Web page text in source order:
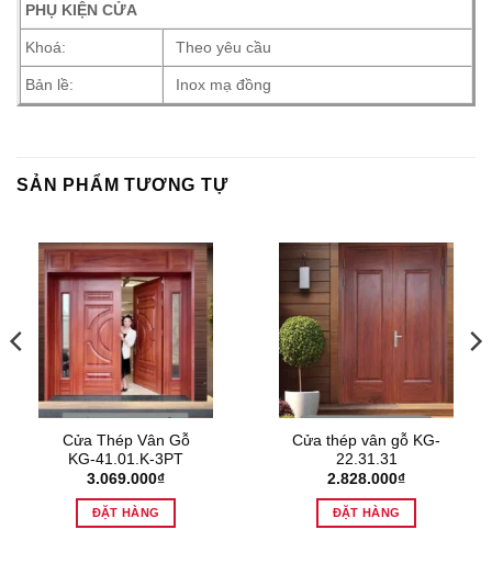
PHỤ KIỆN CỬA
Khoá: Theo yêu cầu
Bản lề: Inox mạ đồng
SẢN PHẨM TƯƠNG TỰ
Cửa Thép Vân Gỗ
KG-41.01.K-3PT
3.069.000₫
ĐẶT HÀNG
Cửa thép vân gỗ KG-
22.31.31
2.828.000₫
ĐẶT HÀNG